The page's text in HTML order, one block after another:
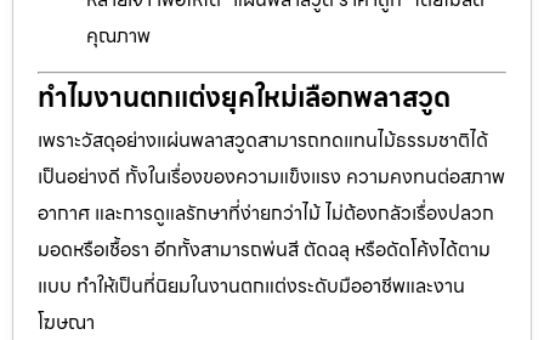
คุณภาพ
ทำไมงานตกแต่งยุคใหม่เลือกพลาสวูด
เพราะวัสดุอย่างแผ่นพลาสวูดสามารถทดแทนไม้ธรรมชาติได้
เป็นอย่างดี ทั้งในเรื่องของความแข็งแรง ความคงทนต่อสภาพ
อากาศ และการดูแลรักษาที่ง่ายกว่าไม้ ไม่ต้องกลัวเรื่องปลวก
มอดหรือเชื้อรา อีกทั้งสามารถพ่นสี ตัดฉลุ หรือดัดโค้งได้ตาม
แบบ ทำให้เป็นที่นิยมในงานตกแต่งระดับมืออาชีพและงาน
โฆษณา